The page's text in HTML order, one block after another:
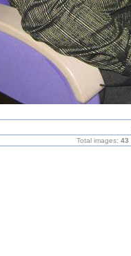
Total images: 43